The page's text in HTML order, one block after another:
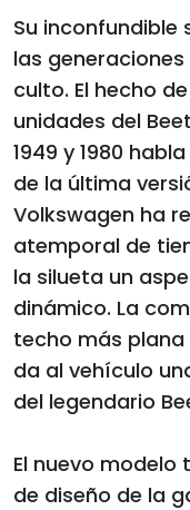
Su
las
culto. El hecho
unidades del
1949 y 1980
de la última
Volkswagen ha
atemporal de
la silueta un
dinámico. La
techo más
da al vehículo
del legendario
El nuevo
de diseño de la